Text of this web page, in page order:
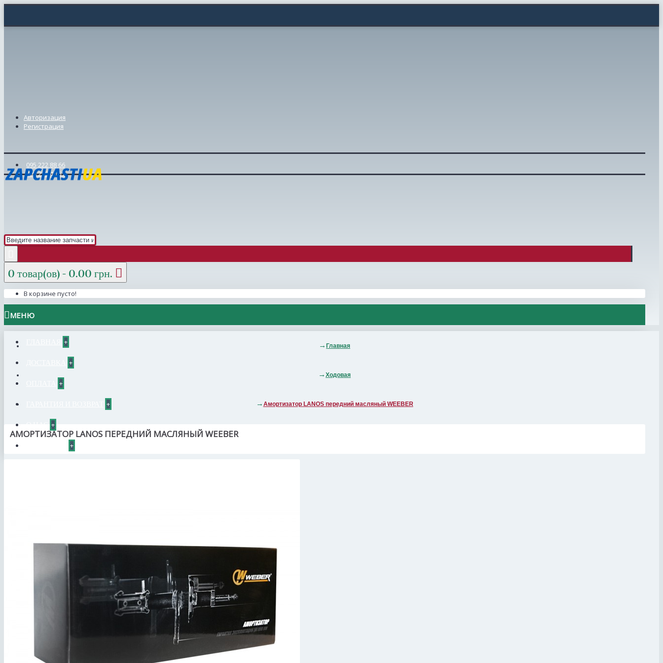
Авторизация
Регистрация
095 222 88 66
098 239 46 57
0 товар(ов) - 0.00 грн.
В корзине пусто!
МЕНЮ
+
+
+
+
+
+
Главная
Ходовая
Амортизатор LANOS передний масляный WEEBER
АМОРТИЗАТОР LANOS ПЕРЕДНИЙ МАСЛЯНЫЙ WEEBER